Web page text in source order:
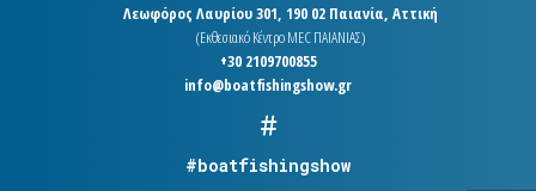
Λεωφόρος Λαυρίου 301, 190 02 Παιανία, Αττική
(Εκθεσιακό Κέντρο MEC ΠΑΙΑΝΙΑΣ)
+30 2109700855
info@boatfishingshow.gr
#boatfishingshow